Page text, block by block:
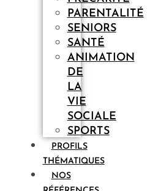
PARENTALITÉ
SENIORS
SANTÉ
ANIMATION
DE
LA
VIE
SOCIALE
SPORTS
PROFILS
THÉMATIQUES
NOS